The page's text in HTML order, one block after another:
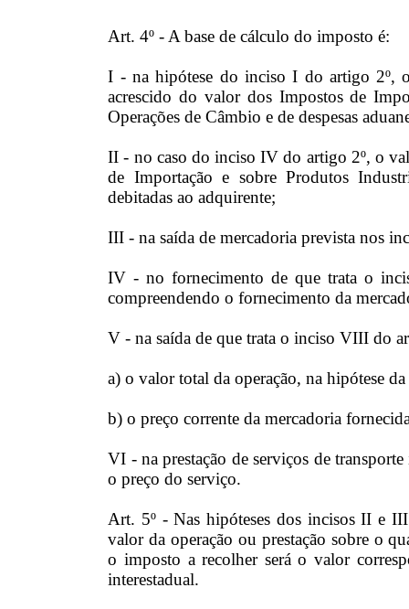
Art. 4º - A base de cálculo do imposto é:
I - na hipótese do inciso I do artigo 2º,
acrescido do valor dos Impostos de
Operações de Câmbio e de despesas
II - no caso do inciso IV do artigo 2º, o
de Importação e sobre Produtos
debitadas ao adquirente;
III - na saída de mercadoria prevista nos
IV - no fornecimento de que trata o
compreendendo o fornecimento da
V - na saída de que trata o inciso VIII do
a) o valor total da operação, na hipótese
b) o preço corrente da mercadoria
VI - na prestação de serviços de
o preço do serviço.
Art. 5º - Nas hipóteses dos incisos II e
valor da operação ou prestação sobre o
o imposto a recolher será o valor
interestadual.